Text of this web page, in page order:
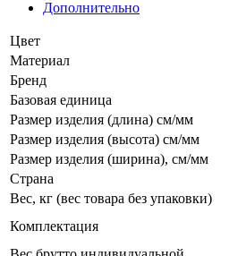
Дополнительно
Цвет
Материал
Бренд
Базовая единица
Размер изделия (длина) см/мм
Размер изделия (высота) см/мм
Размер изделия (ширина), см/мм
Страна
Вес, кг (вес товара без упаковки)
Комплектация